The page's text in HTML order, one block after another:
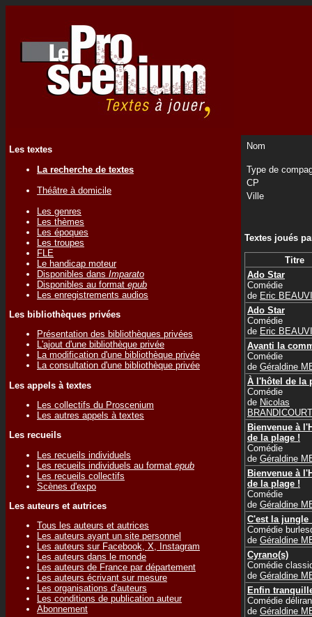
Les textes
La recherche de textes
Théâtre à domicile
Les genres
Les thèmes
Les époques
Les troupes
FLE
Le handicap moteur
Disponibles dans Imparato
Disponibles au format epub
Les enregistrements audios
Les bibliothèques privées
Présentation des bibliothèques privées
L'ajout d'une bibliothèque privée
La modification d'une bibliothèque privée
La consultation d'une bibliothèque privée
Les appels à textes
Les collectifs du Proscenium
Les autres appels à textes
Les recueils
Les recueils individuels
Les recueils individuels au format epub
Les recueils collectifs
Scènes d'expo
Les auteurs et autrices
Tous les auteurs et autrices
Les auteurs ayant un site personnel
Les auteurs sur Facebook, X, Instagram
Les auteurs dans le monde
Les auteurs de France par département
Les auteurs écrivant sur mesure
Les organisations d'auteurs
Les conditions de publication auteur
Abonnement
Nom
Type de
CP
Ville
Textes joués
Titre
Ado Star
Comédie
de Eric
Ado Star
Comédie
de Eric
Avanti la
Comédie
de Géraldine
À l'hôtel de la
Comédie
de Nicolas
BRANDICOURT
Bienvenue à
de la plage !
Comédie
de Géraldine
Bienvenue à
de la plage !
Comédie
de Géraldine
C'est la jungle
Comédie
de Géraldine
Cyrano(s)
Comédie
de Géraldine
Enfin
Comédie
de Géraldine